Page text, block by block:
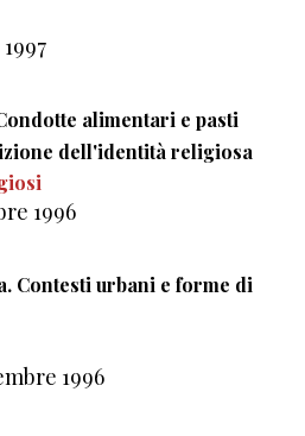
alimentari e pasti
dell'identità religiosa
1996
Contesti urbani e forme di
1996